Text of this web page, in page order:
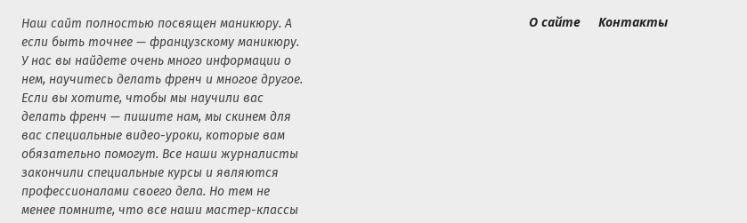
Наш сайт полностью посвящен маникюру. А
если быть точнее — французскому маникюру.
У нас вы найдете очень много информации о
нем, научитесь делать френч и многое другое.
Если вы хотите, чтобы мы научили вас
делать френч — пишите нам, мы скинем для
вас специальные видео-уроки, которые вам
обязательно помогут. Все наши журналисты
закончили специальные курсы и являются
профессионалами своего дела. Но тем не
менее помните, что все наши мастер-классы
О сайте Контакты